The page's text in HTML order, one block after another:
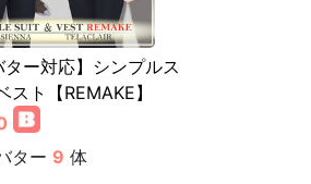
ター対応】シンプルス
スト【REMAKE】
ター 9 体